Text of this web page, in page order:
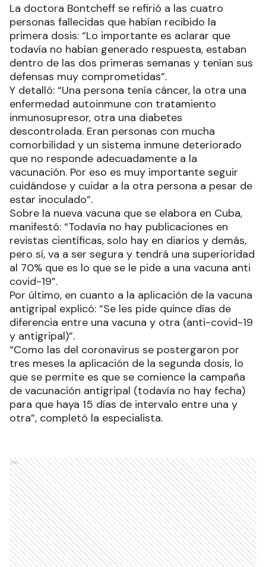
La doctora Bontcheff se refirió a las cuatro
personas fallecidas que habían recibido la
primera dosis: “Lo importante es aclarar que
todavía no habían generado respuesta, estaban
dentro de las dos primeras semanas y tenían sus
defensas muy comprometidas”.
Y detalló: “Una persona tenía cáncer, la otra una
enfermedad autoinmune con tratamiento
inmunosupresor, otra una diabetes
descontrolada. Eran personas con mucha
comorbilidad y un sistema inmune deteriorado
que no responde adecuadamente a la
vacunación. Por eso es muy importante seguir
cuidándose y cuidar a la otra persona a pesar de
estar inoculado”.
Sobre la nueva vacuna que se elabora en Cuba,
manifestó: “Todavía no hay publicaciones en
revistas científicas, solo hay en diarios y demás,
pero sí, va a ser segura y tendrá una superioridad
al 70% que es lo que se le pide a una vacuna anti
covid-19”.
Por último, en cuanto a la aplicación de la vacuna
antigripal explicó: “Se les pide quince días de
diferencia entre una vacuna y otra (anti-covid-19
y antigripal)”.
“Como las del coronavirus se postergaron por
tres meses la aplicación de la segunda dosis, lo
que se permite es que se comience la campaña
de vacunación antigripal (todavía no hay fecha)
para que haya 15 días de intervalo entre una y
otra”, completó la especialista.
Ads